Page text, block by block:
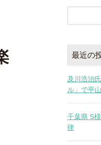
最近の
及川浩治
ル」で平
千葉県 S
律